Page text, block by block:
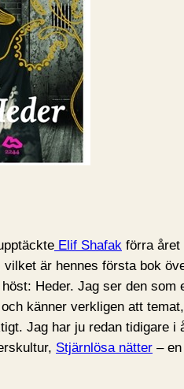
Elif Shafak förra året
vilket är hennes första bok
Heder. Jag ser den som
känner verkligen att temat,
Jag har ju redan tidigare i
Stjärnlösa nätter –